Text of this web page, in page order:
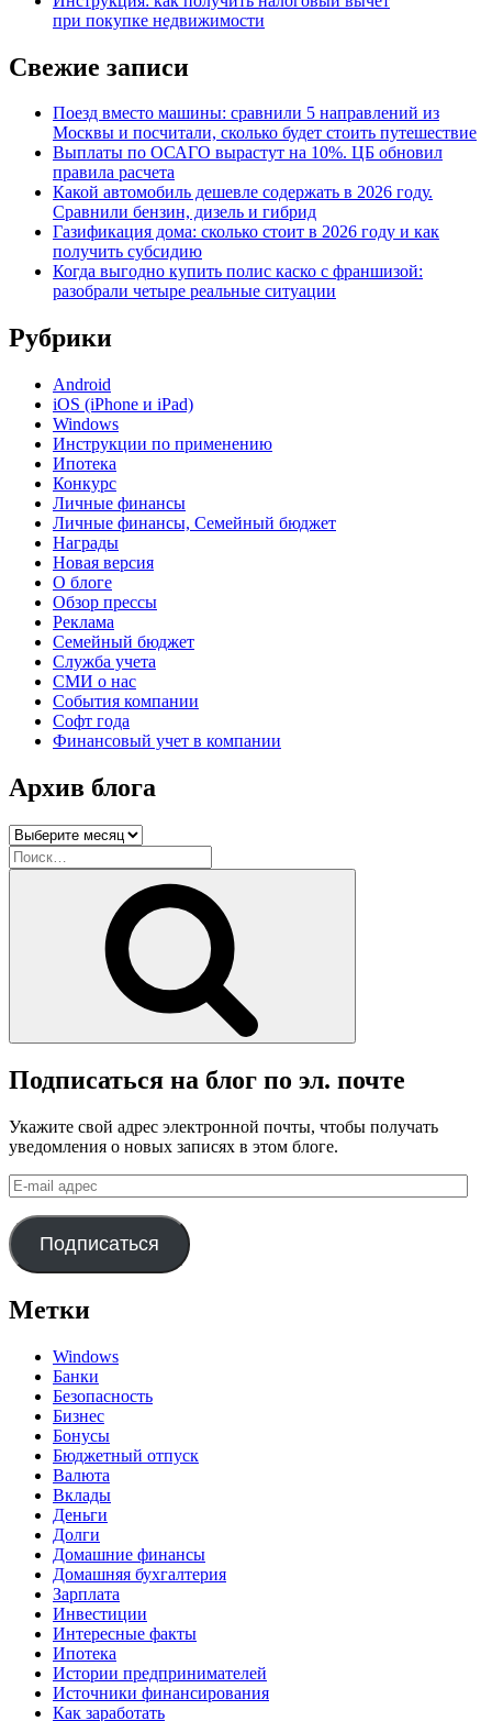
при покупке недвижимости
Свежие записи
Поезд вместо машины: сравнили 5 направлений из
Москвы и посчитали, сколько будет стоить путешествие
Выплаты по ОСАГО вырастут на 10%. ЦБ обновил
правила расчета
Какой автомобиль дешевле содержать в 2026 году.
Сравнили бензин, дизель и гибрид
Газификация дома: сколько стоит в 2026 году и как
получить субсидию
Когда выгодно купить полис каско с франшизой:
разобрали четыре реальные ситуации
Рубрики
Android
iOS (iPhone и iPad)
Windows
Инструкции по применению
Ипотека
Конкурс
Личные финансы
Личные финансы, Семейный бюджет
Награды
Новая версия
О блоге
Обзор прессы
Реклама
Семейный бюджет
Служба учета
СМИ о нас
События компании
Софт года
Финансовый учет в компании
Архив блога
Архив
блога
Искать:
Подписаться на блог по эл. почте
Укажите свой адрес электронной почты, чтобы получать
уведомления о новых записях в этом блоге.
E-
mail
адрес
Подписаться
Метки
Windows
Банки
Безопасность
Бизнес
Бонусы
Бюджетный отпуск
Валюта
Вклады
Деньги
Долги
Домашние финансы
Домашняя бухгалтерия
Зарплата
Инвестиции
Интересные факты
Ипотека
Истории предпринимателей
Источники финансирования
Как заработать